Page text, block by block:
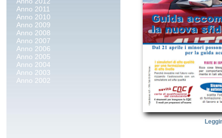
Anno 2011
Anno 2010
Anno 2009
Anno 2008
Anno 2007
Anno 2006
Anno 2005
Anno 2004
Anno 2003
Anno 2002